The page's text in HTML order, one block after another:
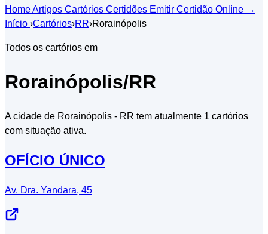
HomeArtigos Cartórios Certidões Emitir Certidão Online →
Início ›Cartórios›RR›Rorainópolis
Todos os cartórios em
Rorainópolis/RR
A cidade de Rorainópolis - RR tem atualmente 1 cartórios
com situação ativa.
OFÍCIO ÚNICO
Av. Dra. Yandara, 45